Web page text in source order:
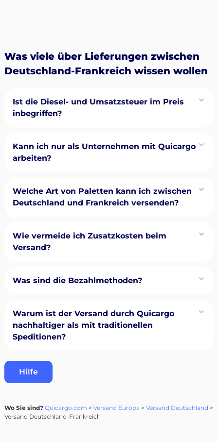
Was viele über Lieferungen zwischen
Deutschland-Frankreich wissen wollen
Ist die Diesel- und Umsatzsteuer im Preis
inbegriffen?
Kann ich nur als Unternehmen mit Quicargo
arbeiten?
Welche Art von Paletten kann ich zwischen
Deutschland und Frankreich versenden?
Wie vermeide ich Zusatzkosten beim
Versand?
Was sind die Bezahlmethoden?
Warum ist der Versand durch Quicargo
nachhaltiger als mit traditionellen
Speditionen?
Hilfe
Wo Sie sind? Quicargo.com > Versand Europa > Versand Deutschland >
Versand Deutschland-Frankreich